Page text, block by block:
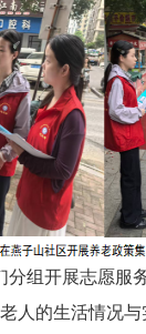
组开展志愿服
人的生活情况